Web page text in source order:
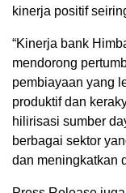
kinerja positif
“Kinerja bank
mendorong
pembiayaan yang
produktif dan
hilirisasi sumber
berbagai sektor
dan meningkatkan